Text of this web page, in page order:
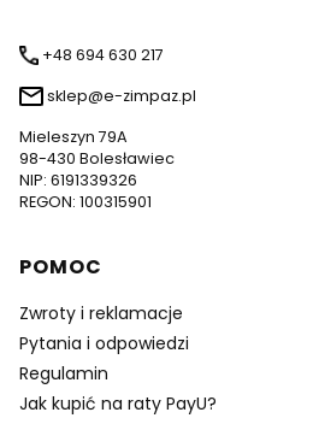
+48 694 630 217
sklep@e-zimpaz.pl
Mieleszyn 79A
98-430 Bolesławiec
NIP: 6191339326
REGON: 100315901
Linki w stopce
POMOC
Zwroty i reklamacje
Pytania i odpowiedzi
Regulamin
Jak kupić na raty PayU?